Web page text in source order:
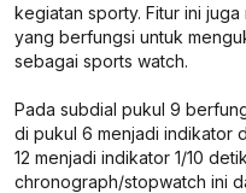
kegiatan sporty. Fitur ini
yang berfungsi untuk
sebagai sports watch.
Pada subdial pukul 9
di pukul 6 menjadi indikator
12 menjadi indikator 1/10
chronograph/stopwatch ini